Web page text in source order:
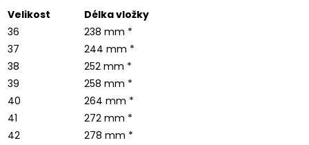
Velikost
Délka vložky
36
238 mm *
37
244 mm *
38
252 mm *
39
258 mm *
40
264 mm *
41
272 mm *
42
278 mm *